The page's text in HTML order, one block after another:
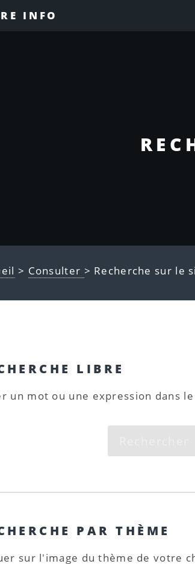
INFO
> Consulter > Recherche sur le
LIBRE
un mot ou une expression dans
PAR THÈME
sur l'image du thème de votre